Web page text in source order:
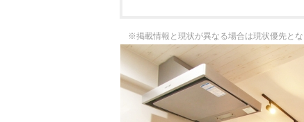
※掲載情報と現状が異なる場合は現状優先とな